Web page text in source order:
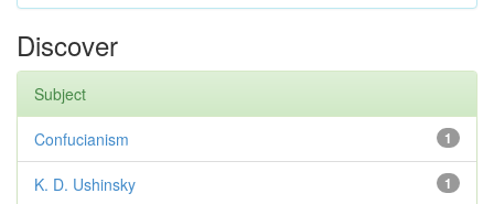
Discover
Subject
1
Confucianism
1
K. D. Ushinsky